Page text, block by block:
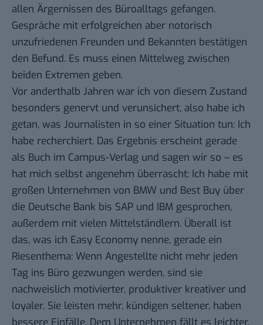
allen Ärgernissen des Büroalltags gefangen.
Gespräche mit erfolgreichen aber notorisch
unzufriedenen Freunden und Bekannten bestätigen
den Befund. Es muss einen Mittelweg zwischen
beiden Extremen geben.
Vor anderthalb Jahren war ich von diesem Zustand
besonders genervt und verunsichert, also habe ich
getan, was Journalisten in so einer Situation tun: Ich
habe recherchiert. Das Ergebnis erscheint gerade
als Buch im Campus-Verlag und sagen wir so – es
hat mich selbst angenehm überrascht: Ich habe mit
großen Unternehmen von BMW und Best Buy über
die Deutsche Bank bis SAP und IBM gesprochen,
außerdem mit vielen Mittelständlern. Überall ist
das, was ich Easy Economy nenne, gerade ein
Riesenthema: Wenn Angestellte nicht mehr jeden
Tag ins Büro gezwungen werden, sind sie
nachweislich motivierter, produktiver kreativer und
loyaler. Sie leisten mehr, kündigen seltener, haben
bessere Einfälle. Dem Unternehmen fällt es leichter,